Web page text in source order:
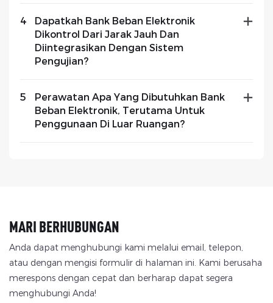
4
Dapatkah Bank Beban Elektronik
Dikontrol Dari Jarak Jauh Dan
Diintegrasikan Dengan Sistem
Pengujian?
5
Perawatan Apa Yang Dibutuhkan Bank
Beban Elektronik, Terutama Untuk
Penggunaan Di Luar Ruangan?
MARI BERHUBUNGAN
Anda dapat menghubungi kami melalui email, telepon,
atau dengan mengisi formulir di halaman ini. Kami berusaha
merespons dengan cepat dan berharap dapat segera
menghubungi Anda!